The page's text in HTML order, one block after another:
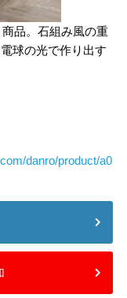
品。石組み風の重
球の光で作り出す
danro/product/a0